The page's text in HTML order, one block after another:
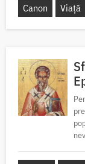
Canon Viață